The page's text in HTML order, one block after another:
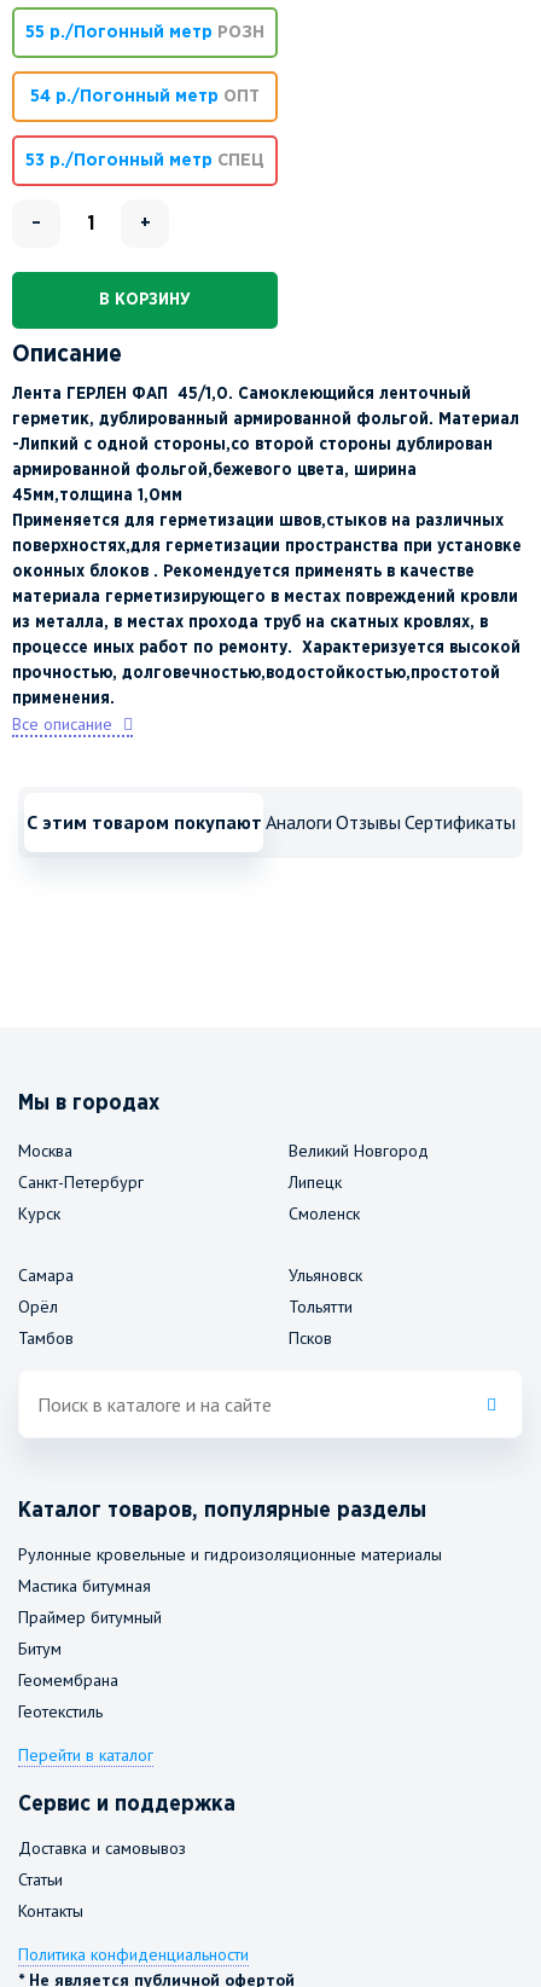
55 р./Погонный метр РОЗН
54 р./Погонный метр ОПТ
53 р./Погонный метр СПЕЦ
– +
В КОРЗИНУ
Описание
Лента ГЕРЛЕН ФАП 45/1,0. Самоклеющийся ленточный
герметик, дублированный армированной фольгой. Материал
-Липкий с одной стороны,со второй стороны дублирован
армированной фольгой,бежевого цвета, ширина
45мм,толщина 1,0мм
Применяется для герметизации швов,стыков на различных
поверхностях,для герметизации пространства при установке
оконных блоков . Рекомендуется применять в качестве
материала герметизирующего в местах повреждений кровли
из металла, в местах прохода труб на скатных кровлях, в
процессе иных работ по ремонту. Характеризуется высокой
прочностью, долговечностью,водостойкостью,простотой
применения.
Все описание
С этим товаром покупают Аналоги Отзывы Сертификаты
Мы в городах
Москва
Санкт-Петербург
Курск
Великий Новгород
Липецк
Смоленск
Самара
Орёл
Тамбов
Ульяновск
Тольятти
Псков
Каталог товаров, популярные разделы
Рулонные кровельные и гидроизоляционные материалы
Мастика битумная
Праймер битумный
Битум
Геомембрана
Геотекстиль
Перейти в каталог
Сервис и поддержка
Доставка и самовывоз
Статьи
Контакты
Политика конфиденциальности
* Не является публичной офертой